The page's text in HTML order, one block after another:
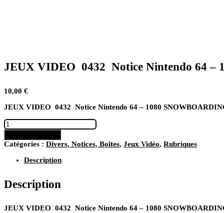
JEUX VIDEO 0432 Notice Nintendo 64 –
10,00 €
JEUX VIDEO 0432 Notice Nintendo 64 – 1080
quantité
de
JEUX
VIDEO
Notice
64
–
SNOWBOARDING
Catégories : Divers, Notices, Boîtes, Jeux Vidéo, Rubriques
Description
Description
JEUX VIDEO 0432 Notice Nintendo 64 – 1080